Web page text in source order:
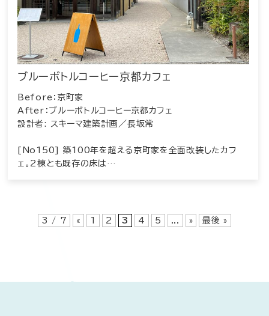
ブルーボトルコーヒー京都カフェ
Before：京町家
After：ブルーボトルコーヒー京都カフェ
設計者: スキーマ建築計画／長坂常
[No150] 築100年を超える京町家を全面改装したカフ
ェ。2棟とも既存の床は…
3 / 7 « 1 2 3 4 5 » 最後 »